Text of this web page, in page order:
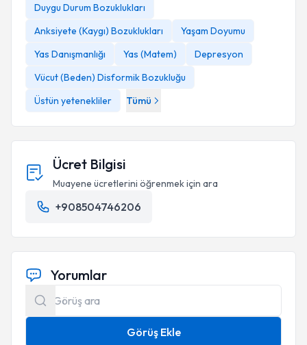
Duygu Durum Bozuklukları
Anksiyete (Kaygı) Bozuklukları
Yaşam Doyumu
Yas Danışmanlığı
Yas (Matem)
Depresyon
Vücut (Beden) Disformik Bozukluğu
Üstün yetenekliler
Tümü
Ücret Bilgisi
Muayene ücretlerini öğrenmek için ara
+908504746206
Yorumlar
Görüş Ekle